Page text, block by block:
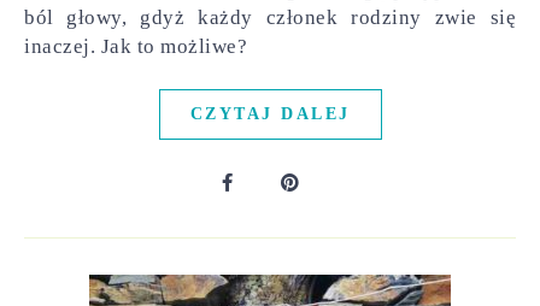
ból głowy, gdyż każdy członek rodziny zwie się
inaczej. Jak to możliwe?
CZYTAJ DALEJ